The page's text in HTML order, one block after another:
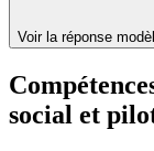
Voir la réponse
social et